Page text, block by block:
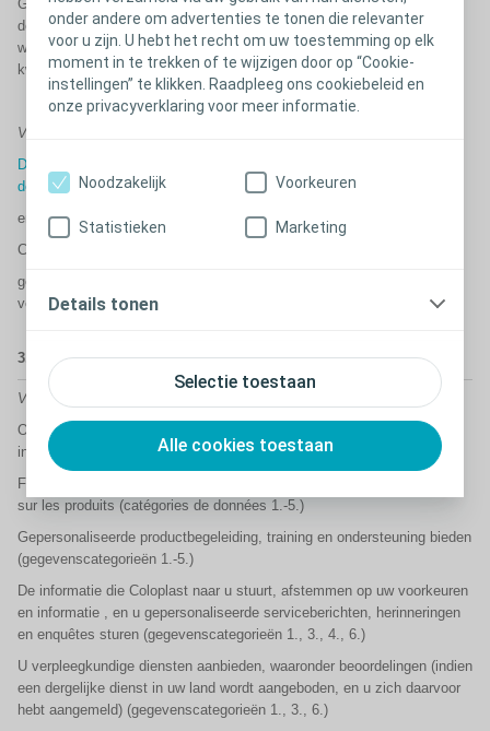
onder andere om advertenties te tonen die relevanter
voor u zijn. U hebt het recht om uw toestemming op elk
moment in te trekken of te wijzigen door op “Cookie-
instellingen” te klikken. Raadpleeg ons cookiebeleid en
onze privacyverklaring voor meer informatie.
Selectie toestaan
Alle cookies toestaan
Noodzakelijk Voorkeuren
Statistieken Marketing
Details tonen
Gegevens over transacties worden bewaard voor
documentatiedoeleinden overeenkomstig de toepasselijke lokale
wetgeving, bv. wetgeving op het gebied van boekhouding, belastingen,
kwaliteit of verjaring van acties.
Verantwoordelijke controleur(s)
De lokale Coloplast-entiteit waarmee u in uw land contact hebt (klik op
de link om de lokale entiteiten te zien).
en
Coloplast A/S, 3050 Humlebaek, Denemarken
gezamenlijk (meer informatie over de verdeling van de
verantwoordelijkheden tussen de partijen vindt u
3. Toestemming voor proefpakket
Voor welk(e) doel(en) verzamelt en gebruikt u gegevens over mij?
Om uw bestellingen van producten en diensten te verwerken, met
inbegrip van de levering. (gegevenscategorieën 1 .-5.)
Fournir des conseils, une formation et une assistance personnalisés
sur les produits (catégories de données 1.-5.)
Gepersonaliseerde productbegeleiding, training en ondersteuning bieden
(gegevenscategorieën 1.-5.)
De informatie die Coloplast naar u stuurt, afstemmen op uw voorkeuren
en informatie , en u gepersonaliseerde serviceberichten, herinneringen
en enquêtes sturen (gegevenscategorieën 1., 3., 4., 6.)
U verpleegkundige diensten aanbieden, waaronder beoordelingen (indien
een dergelijke dienst in uw land wordt aangeboden, en u zich daarvoor
hebt aangemeld) (gegevenscategorieën 1., 3., 6.)